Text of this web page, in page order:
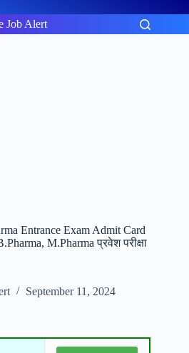
Job Alert
Entrance Exam Admit Card
M.Pharma प्रवेश परीक्षा
September 11, 2024